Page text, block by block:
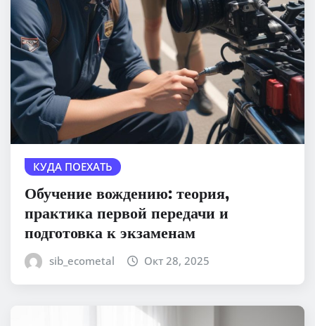
КУДА ПОЕХАТЬ
Обучение вождению: теория,
практика первой передачи и
подготовка к экзаменам
sib_ecometal Окт 28, 2025